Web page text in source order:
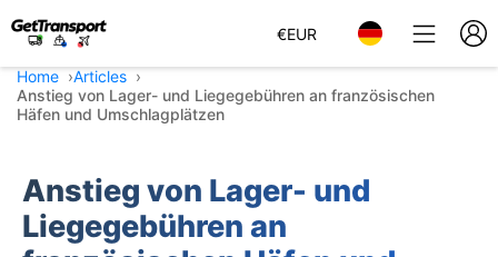
€EUR
Home
Articles
Anstieg von Lager- und Liegegebühren an französischen
Häfen und Umschlagplätzen
Anstieg von Lager- und
Liegegebühren an